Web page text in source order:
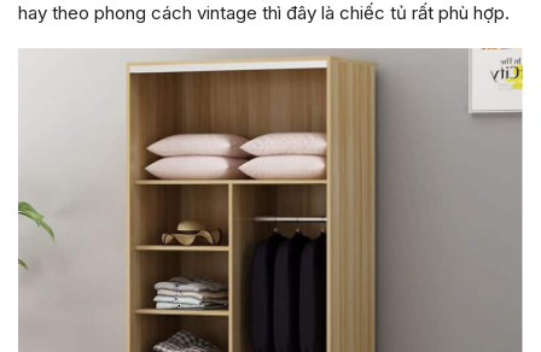
hay theo phong cách vintage thì đây là chiếc tủ rất phù hợp.